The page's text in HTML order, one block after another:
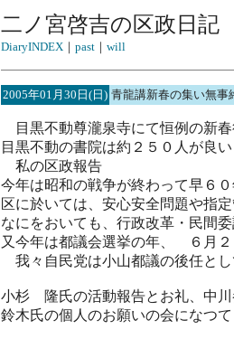
二ノ宮啓吉の区政日記
DiaryINDEX ｜ past ｜ will
2005年01月30日(日) 青龍講新春の集い無事
目黒不動尊瀧泉寺にて恒例の新春
目黒不動の書院は約２５０人が良
私の区政報告
今年は昭和の戦争が終わって早６
区に於いては、安心安全問題や指
なにをおいても、行政改革・民間
又今年は都議会選挙の年、 ６月２
我々自民党は小山都議の後任とし
小杉 隆氏の活動報告とお礼、中川
鈴木氏の個人のお願いの会になつて